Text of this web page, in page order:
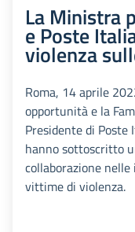
La Ministra
e Poste
violenza
Roma, 14 aprile
opportunità e la
Presidente di Poste
hanno sottoscritto
collaborazione
vittime di violenza.